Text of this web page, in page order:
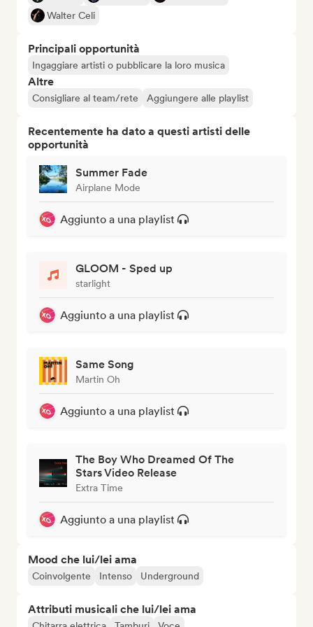
Walter Celi
Principali opportunità
Ingaggiare artisti o pubblicare la loro musica
Altre
Consigliare al team/rete Aggiungere alle playlist
Recentemente ha dato a questi artisti delle
opportunità
Summer Fade
Airplane Mode
Aggiunto a una playlist
GLOOM - Sped up
starlight
Aggiunto a una playlist
Same Song
Martin Oh
Aggiunto a una playlist
The Boy Who Dreamed Of The
Stars Video Release
Extra Time
Aggiunto a una playlist
Mood che lui/lei ama
Coinvolgente Intenso Underground
Attributi musicali che lui/lei ama